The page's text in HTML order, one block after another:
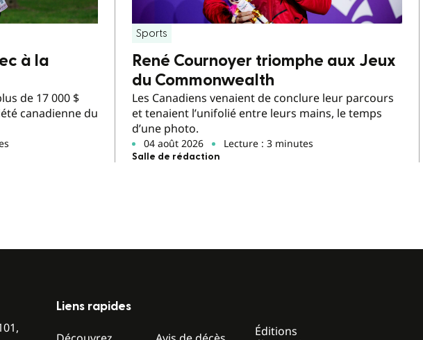
à la
de 17 000 $
canadienne du
Sports
René Cournoyer triomphe aux Jeux
du Commonwealth
Les Canadiens venaient de conclure leur parcours
et tenaient l’unifolié entre leurs mains, le temps
d’une photo.
04 août 2026 Lecture : 3 minutes
Salle de rédaction
Liens rapides
Éditions